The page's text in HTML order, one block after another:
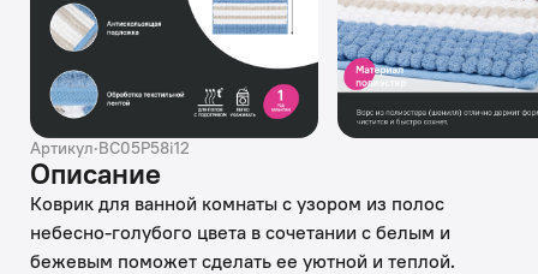
Артикул·BC05P58i12
Описание
Коврик для ванной комнаты с узором из полос
небесно-голубого цвета в сочетании с белым и
бежевым поможет сделать ее уютной и теплой.